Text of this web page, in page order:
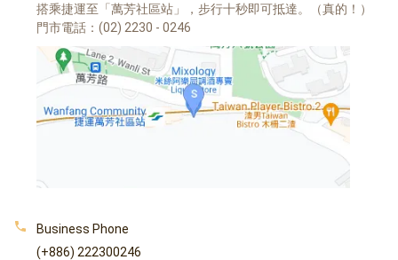
搭乘捷運至「萬芳社區站」，步行十秒即可抵達。（真的！）
門市電話：(02) 2230 - 0246
Business Phone
(+886) 222300246